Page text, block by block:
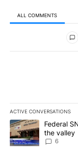
ALL COMMENTS
All Comments
ACTIVE CONVERSATIONS
The following is a
A trending article
Federal
the valley
6